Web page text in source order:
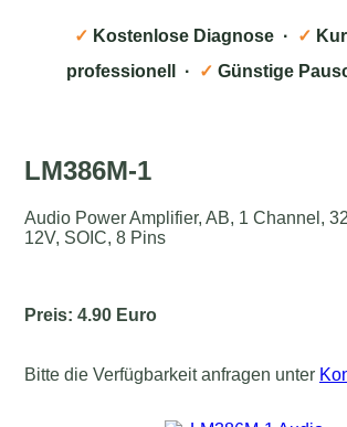
✓ Kostenlose Diagnose · ✓
professionell ·
✓ Günstige
LM386M-1
Audio Power Amplifier, AB, 1 Channel,
12V, SOIC, 8 Pins
Preis: 4.90 Euro
Bitte die Verfügbarkeit anfragen unter